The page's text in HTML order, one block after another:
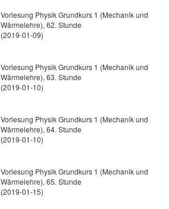
Vorlesung Physik Grundkurs 1 (Mechanik und
Wärmelehre), 62. Stunde
(2019-01-09)
Vorlesung Physik Grundkurs 1 (Mechanik und
Wärmelehre), 63. Stunde
(2019-01-10)
Vorlesung Physik Grundkurs 1 (Mechanik und
Wärmelehre), 64. Stunde
(2019-01-10)
Vorlesung Physik Grundkurs 1 (Mechanik und
Wärmelehre), 65. Stunde
(2019-01-15)